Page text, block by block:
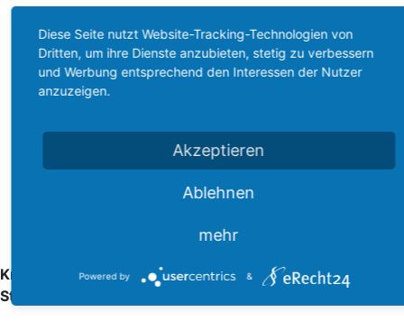
Krematorium Meißen,
Städtisches Bestattungswesen
Diese Seite nutzt Website-Tracking-Technologien von
Dritten, um ihre Dienste anzubieten, stetig zu verbessern
und Werbung entsprechend den Interessen der Nutzer
anzuzeigen.
Akzeptieren
Ablehnen
mehr
Powered by &